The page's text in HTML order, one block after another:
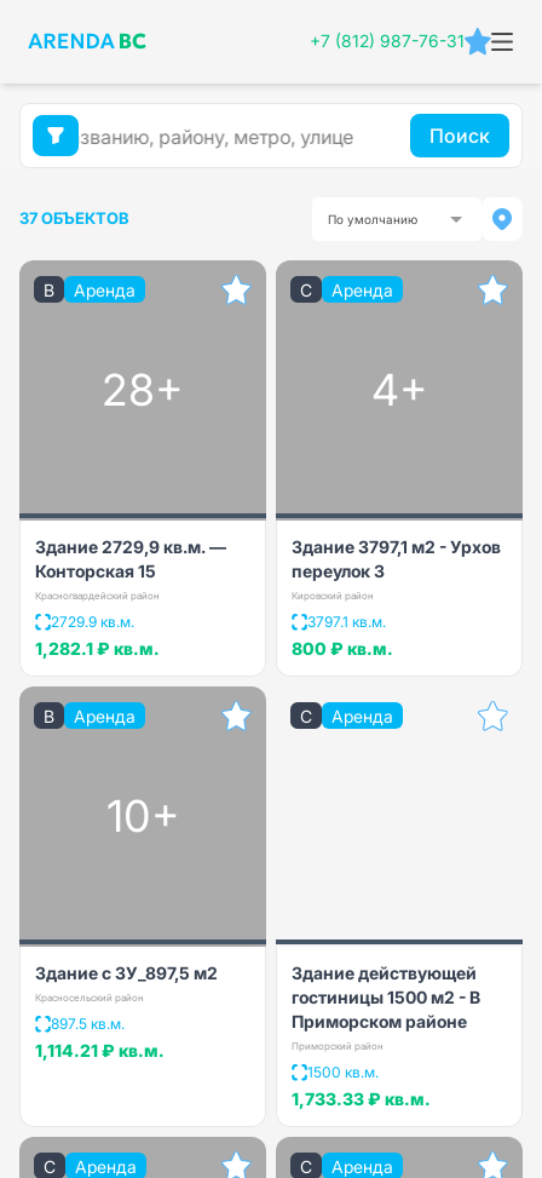
+7 (812) 987-76-31
Поиск
37 ОБЪЕКТОВ По умолчанию
B Аренда
28+
Здание 2729,9 кв.м. —
Конторская 15
Красногвардейский район
2729.9 кв.м.
1,282.1 ₽ кв.м.
C Аренда
4+
Здание 3797,1 м2 - Урхов
переулок 3
Кировский район
3797.1 кв.м.
800 ₽ кв.м.
B Аренда
10+
Здание с ЗУ_897,5 м2
Красносельский район
897.5 кв.м.
1,114.21 ₽ кв.м.
C Аренда
Здание действующей
гостиницы 1500 м2 - В
Приморском районе
Приморский район
1500 кв.м.
1,733.33 ₽ кв.м.
C Аренда C Аренда